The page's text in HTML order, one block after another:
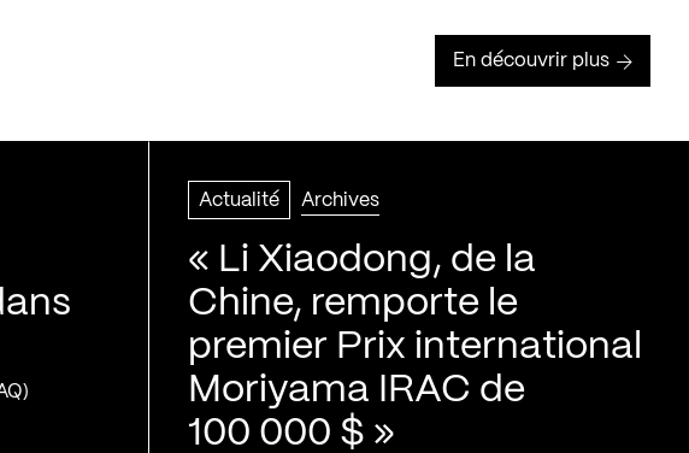
En découvrir plus
Actualité Archives
« Li Xiaodong, de la
Chine, remporte le
premier Prix international
Moriyama IRAC de
100 000 $ »